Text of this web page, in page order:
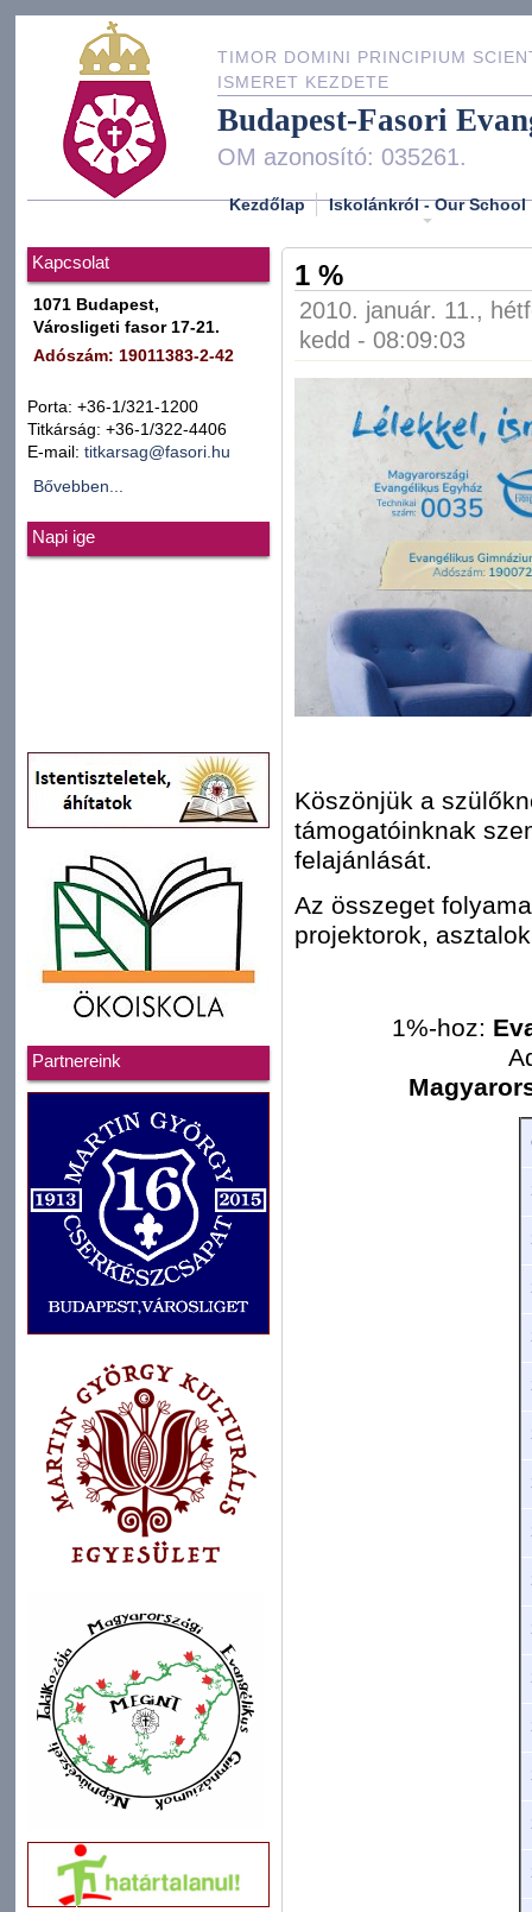
TIMOR DOMINI PRINCIPIUM
ISMERET KEZDETE
Budapest-Fasori
OM azonosító: 035261.
Kezdőlap Iskolánkról - Our School
Kapcsolat
1071 Budapest,
Városligeti fasor 17-21.
Adószám: 19011383-2-42
Porta: +36-1/321-1200
Titkárság: +36-1/322-4406
E-mail: titkarsag@fasori.hu
Bővebben...
Napi ige
Partnereink
1 %
2010. január. 11.,
kedd - 08:09:03
Köszönjük a
támogatóinknak
felajánlását.
Az összeget
projektorok,
1%-hoz: